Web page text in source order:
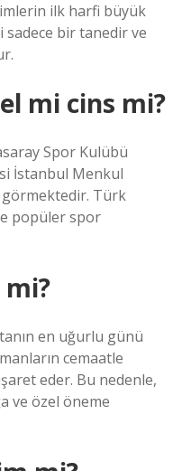
ilk harfi büyük
sadece bir tanedir ve
mi cins mi?
Spor Kulübü
İstanbul Menkul
görmektedir. Türk
popüler spor
en uğurlu günü
cemaatle
eder. Bu nedenle,
ve özel öneme